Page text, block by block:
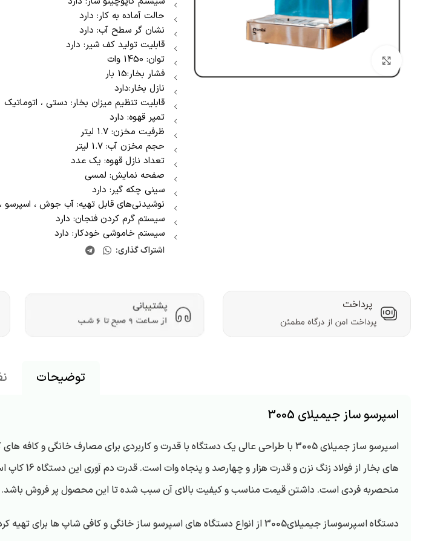
حالت آماده به کار: دارد
نشان گر سطح آب: دارد
قابلیت تولید کف شیر: دارد
توان: 1450 وات
فشار بخار:15 بار
نازل بخار:دارد
قابلیت تنظیم میزان بخار: دستی ، اتوماتیک
تمپر قهوه: دارد
ظرفیت مخزن: 1.7 لیتر
حجم مخزن آب: 1.7 لیتر
تعداد نازل قهوه: یک عدد
صفحه نمایش: لمسی
سینی چکه گیر: دارد
نوشیدنی‌های قابل تهیه: آب جوش ، اسپرسو ،
سیستم گرم کردن فنجان: دارد
سیستم خاموشی خودکار: دارد
اشتراک گذاری:
توضیحات
اسپرسو ساز جیمیلای 3005
اسپرسو ساز جمیلای 3005 با طراحی عالی یک دستگاه با قدرت و کاربردی برای مصارف خانگی و کافه های کوچک است.
منحصربه فردی است. داشتن قیمت مناسب و کیفیت بالای آن سبب شده تا این محصول پر فروش باشد.
دستگاه اسپرسوساز جیمیلای3005 از انواع دستگاه های اسپرسو ساز خانگی و کافی شاپ ها برای تهیه کردن نوشیدنی اسپرسو می باشد.